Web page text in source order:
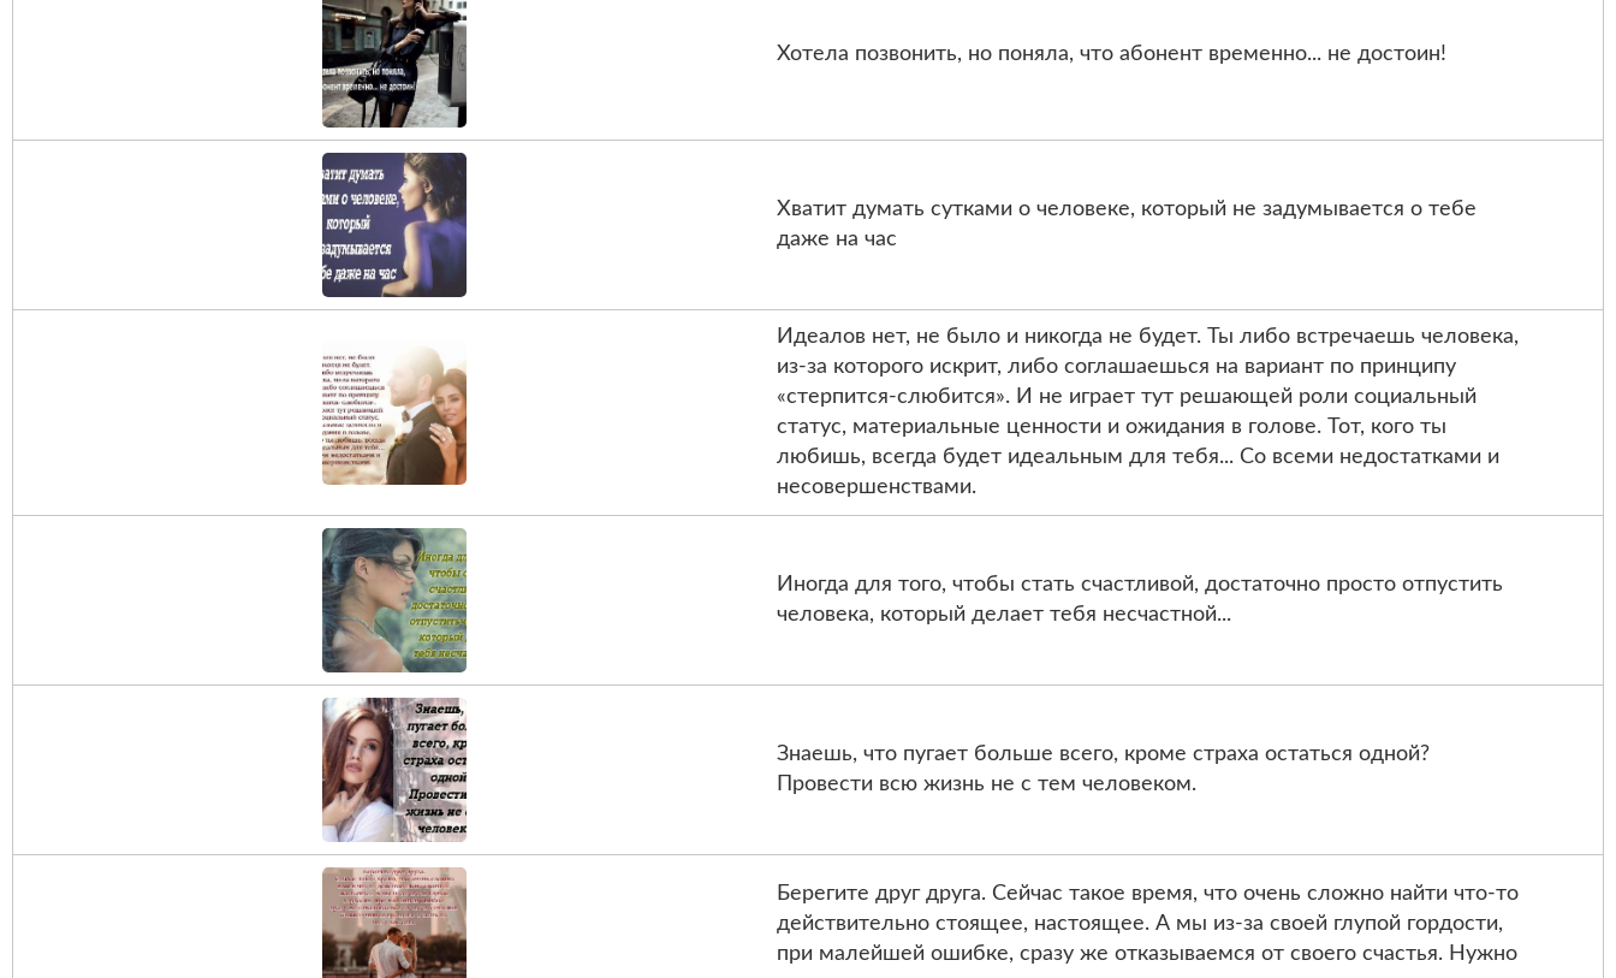
Хотела позвонить, но поняла, что абонент временно... не достоин!
Хватит думать сутками о человеке, который не задумывается о тебе
даже на час
Идеалов нет, не было и никогда не будет. Ты либо встречаешь человека,
из-за которого искрит, либо соглашаешься на вариант по принципу
«стерпится-слюбится». И не играет тут решающей роли социальный
статус, материальные ценности и ожидания в голове. Тот, кого ты
любишь, всегда будет идеальным для тебя... Со всеми недостатками и
несовершенствами.
Иногда для того, чтобы стать счастливой, достаточно просто отпустить
человека, который делает тебя несчастной...
Знаешь, что пугает больше всего, кроме страха остаться одной?
Провести всю жизнь не с тем человеком.
Берегите друг друга. Сейчас такое время, что очень сложно найти что-то
действительно стоящее, настоящее. А мы из-за своей глупой гордости,
при малейшей ошибке, сразу же отказываемся от своего счастья. Нужно